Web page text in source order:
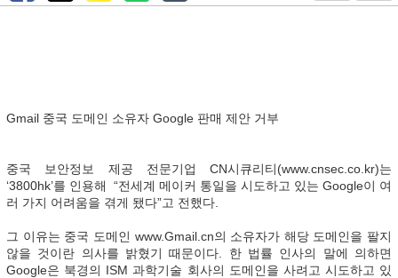
Gmail 중국 도메인 소유자 Google 판매 제안 거부
중국 보안정보 제공 전문기업 CN시큐리티(www.cnsec.co.kr)는
‘3800hk’를 인용해 “전세계 메이커 통일을 시도하고 있는 Google이 여
러 가지 어려움을 겪게 됐다”고 전했다.
그 이유는 중국 도메인 www.Gmail.cn의 소유자가 해당 도메인을 팔지
않을 것이란 의사를 밝혔기 때문이다. 한 법률 인사의 말에 의하면
Google은 북경의 ISM 과학기술 회사의 도메인을 사려고 시도하고 있